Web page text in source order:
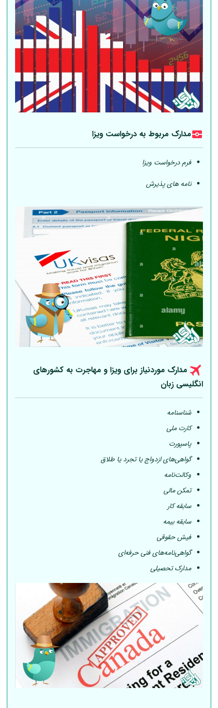
مدارک مربوط به درخواست ویزا
فرم درخواست ویزا
نامه های پذیرش
مدارک موردنیاز برای ویزا و مهاجرت به کشورهای
انگلیسی زبان
شناسنامه
کارت ملی
پاسپورت
گواهی‌های ازدواج یا تجرد یا طلاق
وکالت‌نامه
تمکن مالی
سابقه کار
سابقه بیمه
فیش حقوقی
گواهی‌نامه‌های فنی حرفه‌ای
مدارک تحصیلی